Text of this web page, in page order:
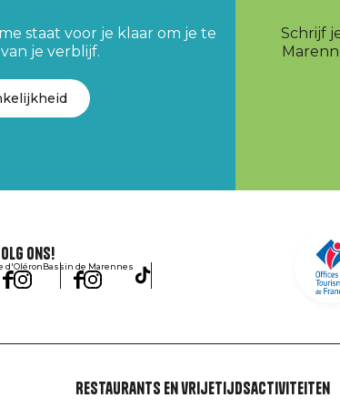
staat voor je klaar om je te
je verblijf.
Schrijf
ons!
d'OléronBassin de Marennes
Restaurants en vrijetijdsactiviteiten